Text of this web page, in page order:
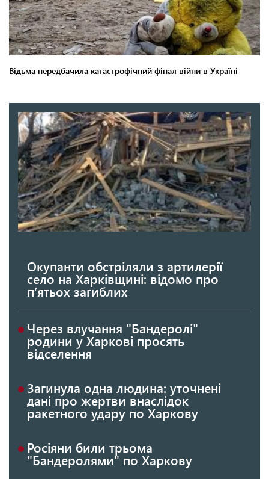
Окупанти обстріляли з артилерії
село на Харківщині: відомо про
п’ятьох загиблих
Через влучання "Бандеролі"
родини у Харкові просять
відселення
Загинула одна людина: уточнені
дані про жертви внаслідок
ракетного удару по Харкову
Росіяни били трьома
"Бандеролями" по Харкову